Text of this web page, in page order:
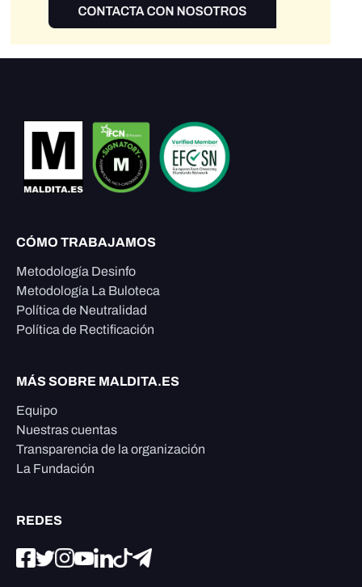
CÓMO TRABAJAMOS
Metodología Desinfo
Metodología La Buloteca
Política de Neutralidad
Política de Rectificación
MÁS SOBRE MALDITA.ES
Equipo
Nuestras cuentas
Transparencia de la organización
La Fundación
REDES